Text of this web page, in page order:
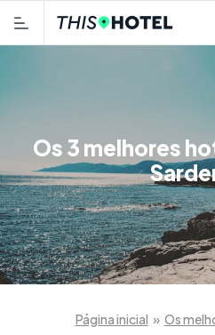
Os 3 melhores
Página inicial » Os